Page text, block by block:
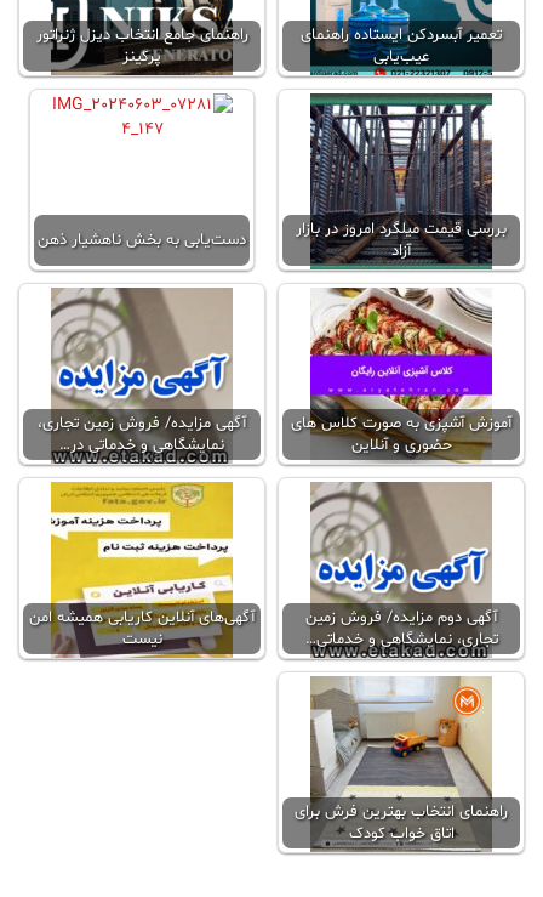
تعمیر آبسردکن ایستاده راهنمای
عیب‌یابی
راهنمای جامع انتخاب دیزل ژنراتور
پرکینز
بررسی قیمت میلگرد امروز در بازار
آزاد
دست‌یابی به بخش ناهشیار ذهن
آموزش آشپزی به صورت کلاس‌ های
حضوری و آنلاین
آگهی مزایده/ فروش زمین تجاری،
نمایشگاهی و خدماتی در…
آگهی دوم مزایده/ فروش زمین
تجاری، نمایشگاهی و خدماتی…
آگهی‌های آنلاين کاریابی همیشه امن
نیست
راهنمای انتخاب بهترین فرش برای
اتاق خواب کودک